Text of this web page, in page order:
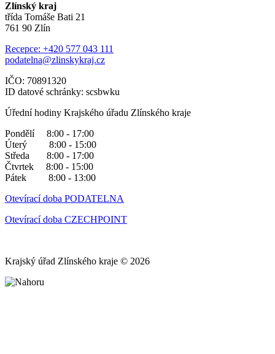
Zlínský kraj
třída Tomáše Bati 21
761 90 Zlín
Recepce: +420 577 043 111
podatelna@zlinskykraj.cz
IČO: 70891320
ID datové schránky: scsbwku
Úřední hodiny Krajského úřadu Zlínského kraje
Pondělí 8:00 - 17:00
Úterý 8:00 - 15:00
Středa 8:00 - 17:00
Čtvrtek 8:00 - 15:00
Pátek 8:00 - 13:00
Otevírací doba PODATELNA
Otevírací doba CZECHPOINT
Krajský úřad Zlínského kraje © 2026